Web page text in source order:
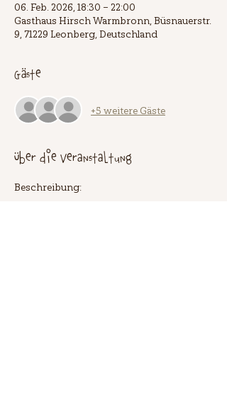
06. Feb. 2026, 18:30 – 22:00
Gasthaus Hirsch Warmbronn, Büsnauerstr.
9, 71229 Leonberg, Deutschland
Gäste
+5 weitere Gäste
Über die Veranstaltung
Beschreibung: